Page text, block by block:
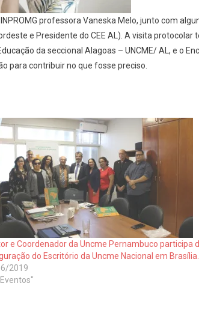
professora Vaneska Melo, junto com
e Presidente do CEE AL). A visita
da seccional Alagoas – UNCME/ AL, e o
para contribuir no que fosse preciso.
e Coordenador da Uncme Pernambuco participa
do Escritório da Uncme Nacional em Brasília.
2019